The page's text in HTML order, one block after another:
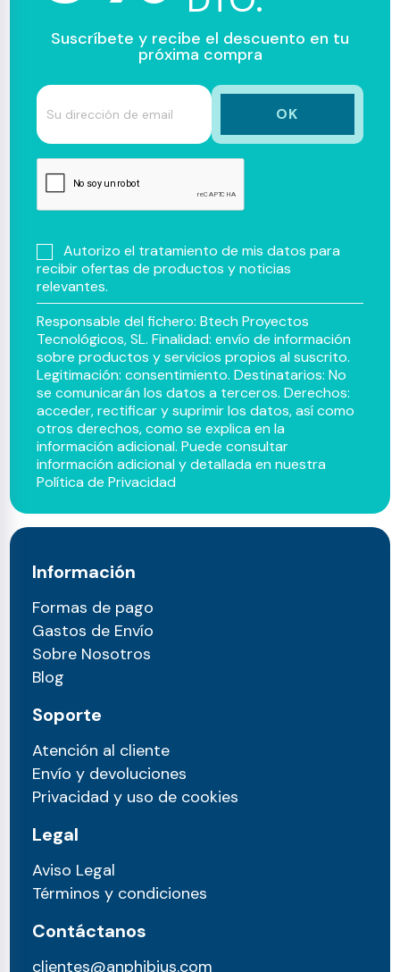
Suscríbete y recibe el descuento en tu
próxima compra
Autorizo el tratamiento de mis datos para
recibir ofertas de productos y noticias
relevantes.
Responsable del fichero: Btech Proyectos
Tecnológicos, SL. Finalidad: envío de información
sobre productos y servicios propios al suscrito.
Legitimación: consentimiento. Destinatarios: No
se comunicarán los datos a terceros. Derechos:
acceder, rectificar y suprimir los datos, así como
otros derechos, como se explica en la
información adicional. Puede consultar
información adicional y detallada en nuestra
Política de Privacidad
Información
Formas de pago
Gastos de Envío
Sobre Nosotros
Blog
Soporte
Atención al cliente
Envío y devoluciones
Privacidad y uso de cookies
Legal
Aviso Legal
Términos y condiciones
Contáctanos
clientes@anphibius.com